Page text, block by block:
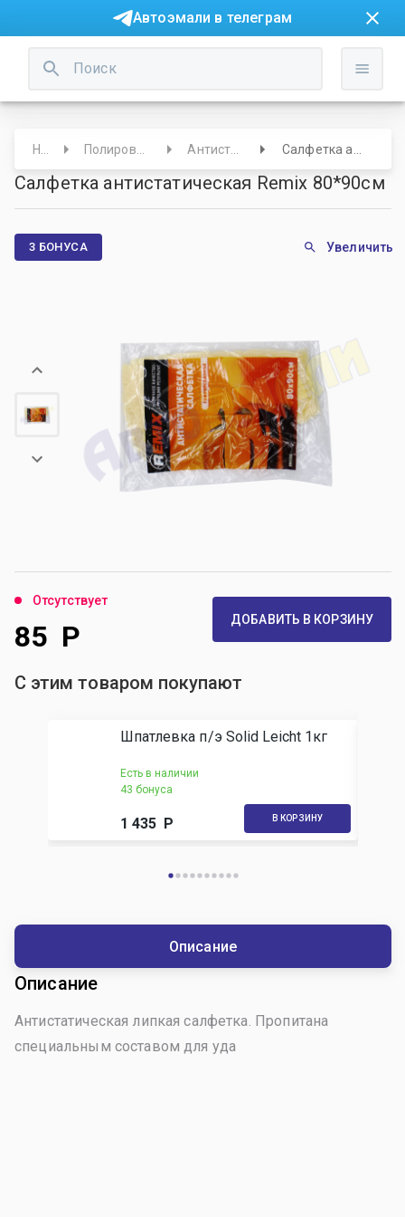
Автоэмали в телеграм
Салфетка антистатическая Remix 80*90см
3 БОНУСА Увеличить
Отсутствует
85 Р ДОБАВИТЬ В КОРЗИНУ
С этим товаром покупают
Шпатлевка п/э Solid Leicht 1кг
Есть в наличии
43 бонуса
1 435 Р В КОРЗИНУ
Описание
Описание
Антистатическая липкая салфетка. Пропитана
специальным составом для уда